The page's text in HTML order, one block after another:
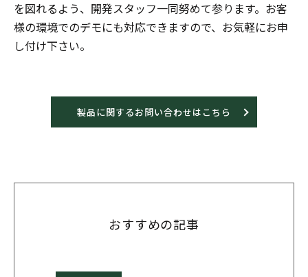
を図れるよう、開発スタッフ一同努めて参ります。お客
様の環境でのデモにも対応できますので、お気軽にお申
し付け下さい。
製品に関するお問い合わせはこちら
おすすめの記事